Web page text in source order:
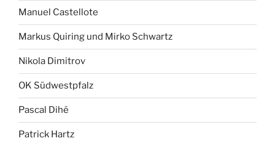
Manuel Castellote
Markus Quiring und Mirko Schwartz
Nikola Dimitrov
OK Südwestpfalz
Pascal Dihé
Patrick Hartz